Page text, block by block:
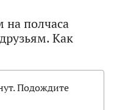
полчаса
Как
Подождите